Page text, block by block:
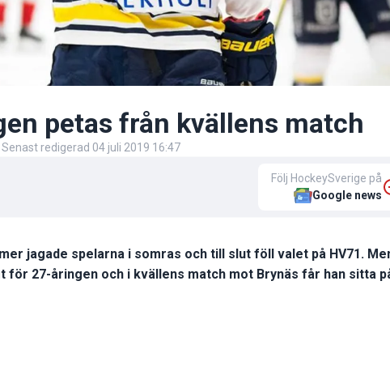
petas från kvällens match
| Senast redigerad 04 juli 2019 16:47
Följ HockeySverige på
Google news
jagade spelarna i somras och till slut föll valet på HV71.
för 27-åringen och i kvällens match mot Brynäs får han sitta